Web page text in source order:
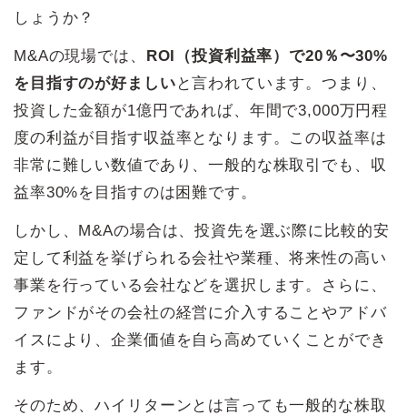
しょうか？
M&Aの現場では、 ROI（投資利益率）で20％〜30%
を目指すのが好ましい と言われています。つまり、
投資した金額が1億円であれば、年間で3,000万円程
度の利益が目指す収益率となります。この収益率は
非常に難しい数値であり、一般的な株取引でも、収
益率30%を目指すのは困難です。
しかし、M&Aの場合は、投資先を選ぶ際に比較的安
定して利益を挙げられる会社や業種、将来性の高い
事業を行っている会社などを選択します。さらに、
ファンドがその会社の経営に介入することやアドバ
イスにより、企業価値を自ら高めていくことができ
ます。
そのため、ハイリターンとは言っても一般的な株取